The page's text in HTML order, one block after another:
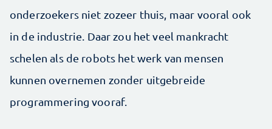
onderzoekers niet zozeer thuis, maar vooral ook
in de industrie. Daar zou het veel mankracht
schelen als de robots het werk van mensen
kunnen overnemen zonder uitgebreide
programmering vooraf.